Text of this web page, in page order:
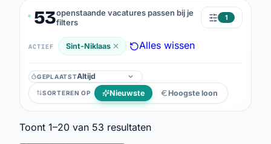
53openstaande vacatures passen bij je
filters
1
ACTIEF Sint-Niklaas Alles wissen
GEPLAATST
Geplaatst
SORTEREN OP Nieuwste Hoogste loon
Toont 1–20 van 53 resultaten